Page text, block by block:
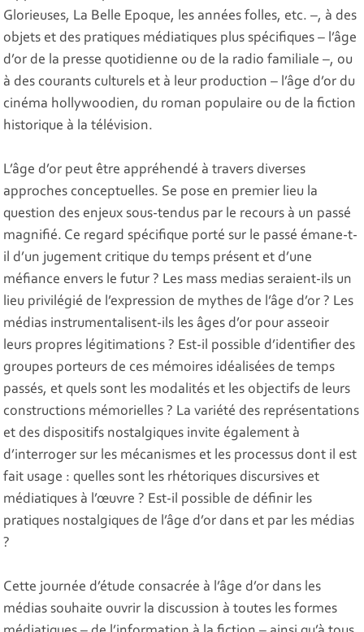
Glorieuses, La Belle Epoque, les années folles, etc. –, à des
objets et des pratiques médiatiques plus spécifiques – l’âge
d’or de la presse quotidienne ou de la radio familiale –, ou
à des courants culturels et à leur production – l’âge d’or du
cinéma hollywoodien, du roman populaire ou de la fiction
historique à la télévision.
L’âge d’or peut être appréhendé à travers diverses
approches conceptuelles. Se pose en premier lieu la
question des enjeux sous-tendus par le recours à un passé
magnifié. Ce regard spécifique porté sur le passé émane-t-
il d’un jugement critique du temps présent et d’une
méfiance envers le futur ? Les mass medias seraient-ils un
lieu privilégié de l’expression de mythes de l’âge d’or ? Les
médias instrumentalisent-ils les âges d’or pour asseoir
leurs propres légitimations ? Est-il possible d’identifier des
groupes porteurs de ces mémoires idéalisées de temps
passés, et quels sont les modalités et les objectifs de leurs
constructions mémorielles ? La variété des représentations
et des dispositifs nostalgiques invite également à
d’interroger sur les mécanismes et les processus dont il est
fait usage : quelles sont les rhétoriques discursives et
médiatiques à l’œuvre ? Est-il possible de définir les
pratiques nostalgiques de l’âge d’or dans et par les médias
?
Cette journée d’étude consacrée à l’âge d’or dans les
médias souhaite ouvrir la discussion à toutes les formes